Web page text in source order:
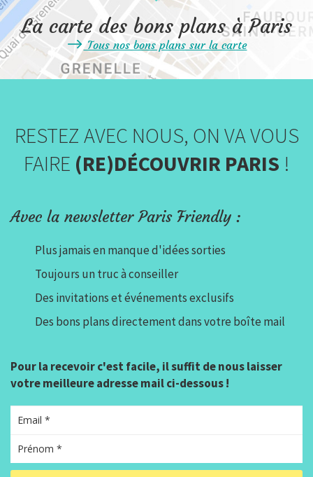
La carte des bons plans à Paris
Tous nos bons plans sur la carte
RESTEZ AVEC NOUS, ON VA VOUS
FAIRE (RE)DÉCOUVRIR PARIS !
Avec la newsletter Paris Friendly :
Plus jamais en manque d'idées sorties
Toujours un truc à conseiller
Des invitations et événements exclusifs
Des bons plans directement dans votre boîte mail
Pour la recevoir c'est facile, il suffit de nous laisser
votre meilleure adresse mail ci-dessous !